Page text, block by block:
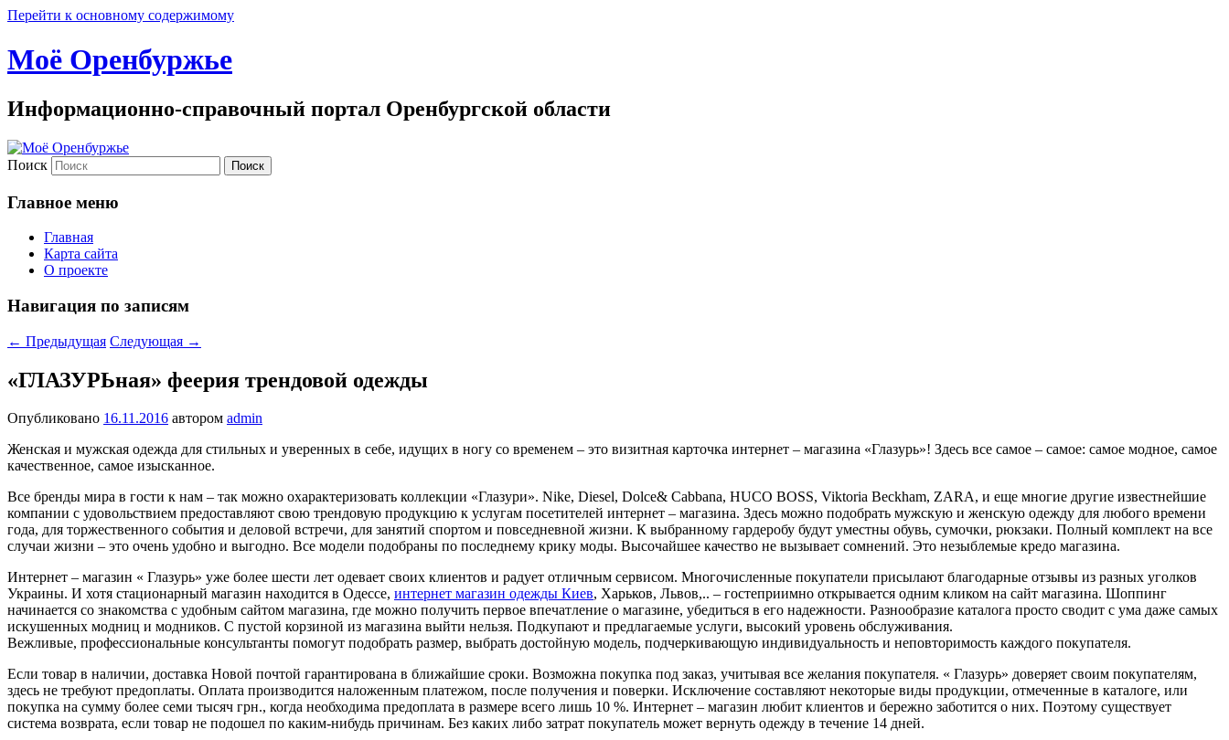
Перейти к основному содержимому
Моё Оренбуржье
Информационно-справочный портал Оренбургской области
Поиск
Главное меню
Главная
Карта сайта
О проекте
Навигация по записям
← Предыдущая Следующая →
«ГЛАЗУРЬная» феерия трендовой одежды
Опубликовано 16.11.2016 автором admin
Женская и мужская одежда для стильных и уверенных в себе, идущих в ногу со временем – это визитная карточка интернет – магазина «Глазурь»! Здесь все самое – самое: самое модное, самое
качественное, самое изысканное.
Все бренды мира в гости к нам – так можно охарактеризовать коллекции «Глазури». Nike, Diesel, Dolce& Cabbana, HUCO BOSS, Viktoria Beckham, ZARA, и еще многие другие известнейшие
компании с удовольствием предоставляют свою трендовую продукцию к услугам посетителей интернет – магазина. Здесь можно подобрать мужскую и женскую одежду для любого времени
года, для торжественного события и деловой встречи, для занятий спортом и повседневной жизни. К выбранному гардеробу будут уместны обувь, сумочки, рюкзаки. Полный комплект на все
случаи жизни – это очень удобно и выгодно. Все модели подобраны по последнему крику моды. Высочайшее качество не вызывает сомнений. Это незыблемые кредо магазина.
Интернет – магазин « Глазурь» уже более шести лет одевает своих клиентов и радует отличным сервисом. Многочисленные покупатели присылают благодарные отзывы из разных уголков
Украины. И хотя стационарный магазин находится в Одессе, интернет магазин одежды Киев, Харьков, Львов,.. – гостеприимно открывается одним кликом на сайт магазина. Шоппинг
начинается со знакомства с удобным сайтом магазина, где можно получить первое впечатление о магазине, убедиться в его надежности. Разнообразие каталога просто сводит с ума даже самых
искушенных модниц и модников. С пустой корзиной из магазина выйти нельзя. Подкупают и предлагаемые услуги, высокий уровень обслуживания.
Вежливые, профессиональные консультанты помогут подобрать размер, выбрать достойную модель, подчеркивающую индивидуальность и неповторимость каждого покупателя.
Если товар в наличии, доставка Новой почтой гарантирована в ближайшие сроки. Возможна покупка под заказ, учитывая все желания покупателя. « Глазурь» доверяет своим покупателям,
здесь не требуют предоплаты. Оплата производится наложенным платежом, после получения и поверки. Исключение составляют некоторые виды продукции, отмеченные в каталоге, или
покупка на сумму более семи тысяч грн., когда необходима предоплата в размере всего лишь 10 %. Интернет – магазин любит клиентов и бережно заботится о них. Поэтому существует
система возврата, если товар не подошел по каким-нибудь причинам. Без каких либо затрат покупатель может вернуть одежду в течение 14 дней.